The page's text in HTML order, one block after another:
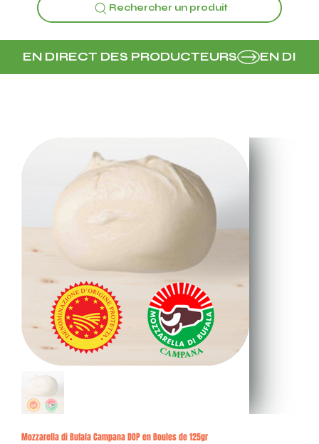
Mozzarella di Bufala Campana DOP en Boules de 125gr
Rechercher un produit
EN DIRECT DES PRODUCTEURS